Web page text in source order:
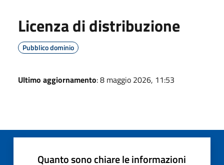
Licenza di distribuzione
Pubblico dominio
Ultimo aggiornamento: 8 maggio 2026, 11:53
Quanto sono chiare le informazioni